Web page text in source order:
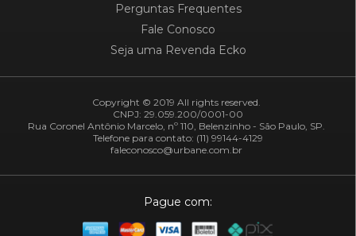
Perguntas Frequentes
Fale Conosco
Seja uma Revenda Ecko
Copyright © 2019 All rights reserved.
CNPJ: 29.059.200/0001-00
Rua Coronel Antônio Marcelo, nº 110, Belenzinho - São Paulo, SP.
Telefone para contato: (11) 99144-4129
faleconosco@urbane.com.br
Pague com: